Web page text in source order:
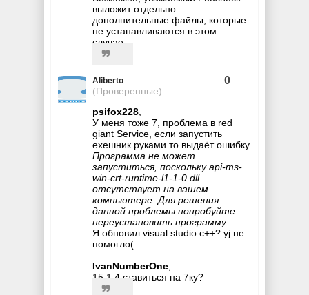
выложит отдельно
дополнительные файлы, которые
не устанавливаются в этом
случае.
Aliberto
(Проверенные)
0
psifox228
У меня тоже 7, проблема в red
giant Service, если запустить
exeшник руками то выдаёт ошибку
Программа не может
запуститься, поскольку api-ms-
win-crt-runtime-l1-1-0.dll
отсутствует на вашем
компьютере. Для решения
данной проблемы попробуйте
переустановить программу.
Я обновил visual studio c++? yj не
помогло(
IvanNumberOne
15.1.4 ставиться на 7ку?